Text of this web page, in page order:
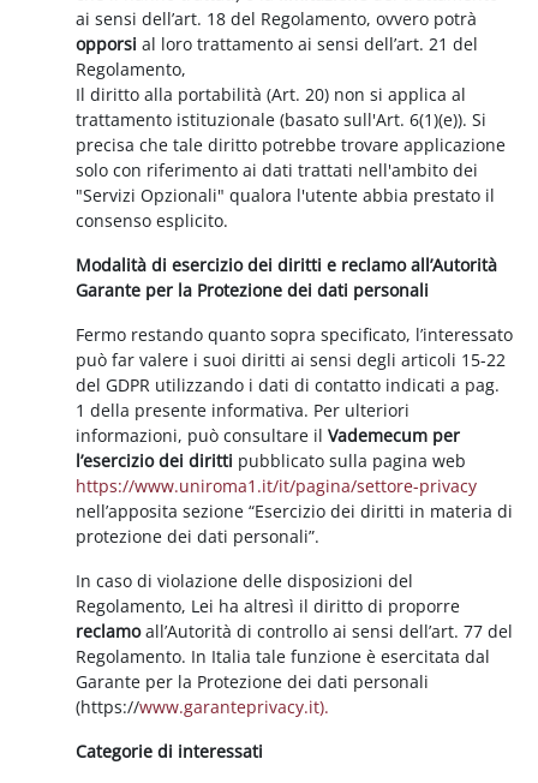
ai sensi dell’art. 18 del Regolamento, ovvero potrà
opporsi al loro trattamento ai sensi dell’art. 21 del
Regolamento,
Il diritto alla portabilità (Art. 20) non si applica al
trattamento istituzionale (basato sull'Art. 6(1)(e)). Si
precisa che tale diritto potrebbe trovare applicazione
solo con riferimento ai dati trattati nell'ambito dei
"Servizi Opzionali" qualora l'utente abbia prestato il
consenso esplicito.
Modalità di esercizio dei diritti e reclamo all’Autorità
Garante per la Protezione dei dati personali
Fermo restando quanto sopra specificato, l’interessato
può far valere i suoi diritti ai sensi degli articoli 15-22
del GDPR utilizzando i dati di contatto indicati a pag.
1 della presente informativa. Per ulteriori
informazioni, può consultare ilVademecum per
l’esercizio dei diritti pubblicato sulla pagina web
https://www.uniroma1.it/it/pagina/settore-privacy
nell’apposita sezione “Esercizio dei diritti in materia di
protezione dei dati personali”.
In caso di violazione delle disposizioni del
Regolamento, Lei ha altresì il diritto di proporre
reclamoall’Autorità di controllo ai sensi dell’art. 77 del
Regolamento. In Italia tale funzione è esercitata dal
Garante per la Protezione dei dati personali
(https://www.garanteprivacy.it).
Categorie di interessati